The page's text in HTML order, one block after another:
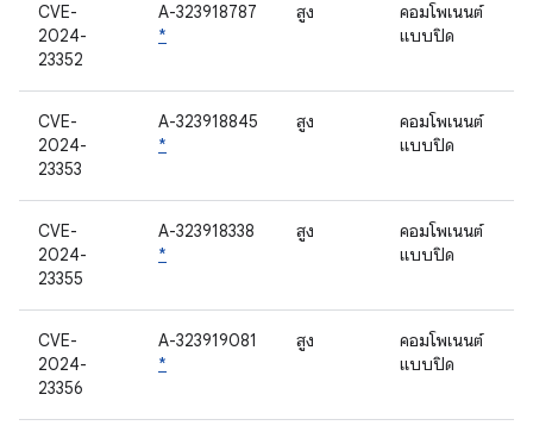
CVE-
2024-
23352
A-323918787
*
สูง
คอมโพเนนต์
แบบปิด
CVE-
2024-
23353
A-323918845
*
สูง
คอมโพเนนต์
แบบปิด
CVE-
2024-
23355
A-323918338
*
สูง
คอมโพเนนต์
แบบปิด
CVE-
2024-
23356
A-323919081
*
สูง
คอมโพเนนต์
แบบปิด